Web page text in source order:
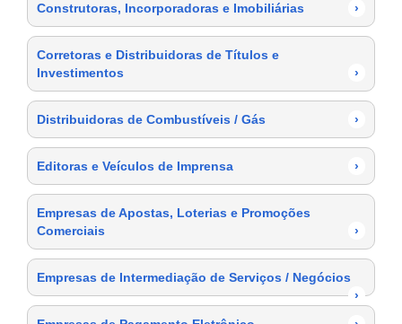
Construtoras, Incorporadoras e Imobiliárias ›
Corretoras e Distribuidoras de Títulos e
Investimentos
›
Distribuidoras de Combustíveis / Gás ›
Editoras e Veículos de Imprensa ›
Empresas de Apostas, Loterias e Promoções
Comerciais
›
Empresas de Intermediação de Serviços / Negócios
›